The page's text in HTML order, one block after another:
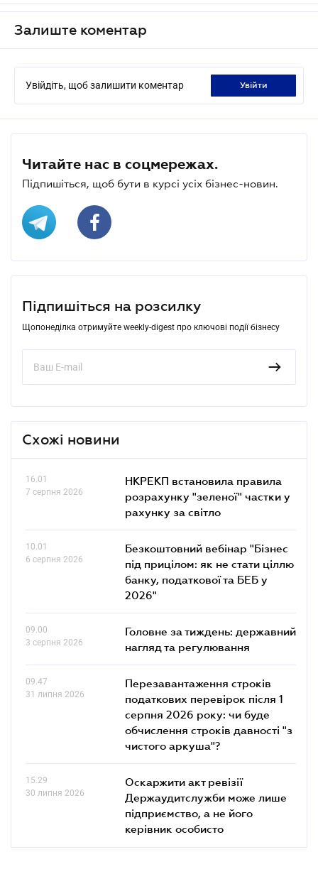
Залиште коментар
Увійдіть, щоб залишити коментар увійти
Читайте нас в соцмережах.
Підпишіться, щоб бути в курсі усіх бізнес-новин.
Підпишіться на розсилку
Щопонеділка отримуйте weekly-digest про ключові події бізнесу
Схожі новини
16.01
7 серпня 2026
НКРЕКП встановила правила
розрахунку "зеленої" частки у
рахунку за світло
10.01
6 серпня 2026
Безкоштовний вебінар "Бізнес
під прицілом: як не стати ціллю
банку, податкової та БЕБ у
2026"
09.00
3 серпня 2026
Головне за тиждень: державний
нагляд та регулювання
09.47
31 липня 2026
Перезавантаження строків
податкових перевірок після 1
серпня 2026 року: чи буде
обчислення строків давності "з
чистого аркуша"?
15.29
30 липня 2026
Оскаржити акт ревізії
Держаудитслужби може лише
підприємство, а не його
керівник особисто